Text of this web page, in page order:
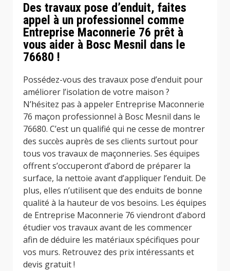
Des travaux pose d’enduit, faites
appel à un professionnel comme
Entreprise Maconnerie 76 prêt à
vous aider à Bosc Mesnil dans le
76680 !
Possédez-vous des travaux pose d’enduit pour
améliorer l’isolation de votre maison ?
N’hésitez pas à appeler Entreprise Maconnerie
76 maçon professionnel à Bosc Mesnil dans le
76680. C’est un qualifié qui ne cesse de montrer
des succès auprès de ses clients surtout pour
tous vos travaux de maçonneries. Ses équipes
offrent s’occuperont d’abord de préparer la
surface, la nettoie avant d’appliquer l’enduit. De
plus, elles n’utilisent que des enduits de bonne
qualité à la hauteur de vos besoins. Les équipes
de Entreprise Maconnerie 76 viendront d’abord
étudier vos travaux avant de les commencer
afin de déduire les matériaux spécifiques pour
vos murs. Retrouvez des prix intéressants et
devis gratuit !